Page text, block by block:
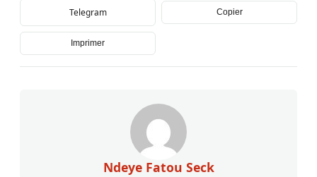
Telegram Copier
Imprimer
Ndeye Fatou Seck